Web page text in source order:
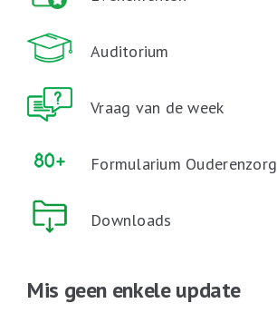
Auditorium
Vraag van de week
Formularium Ouderenzorg
Downloads
Mis geen enkele update